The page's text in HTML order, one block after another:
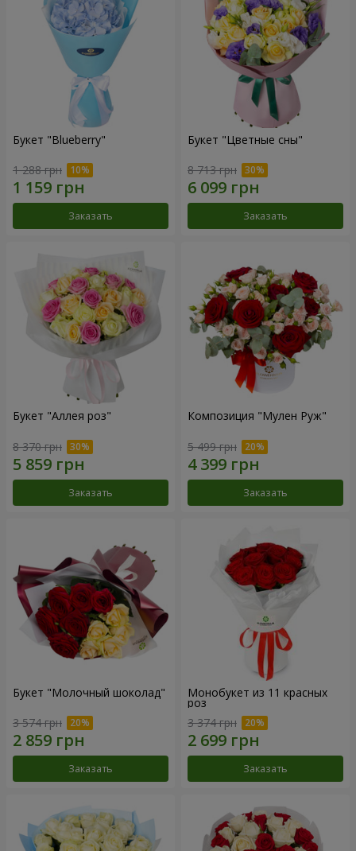
Букет "Blueberry"
1 288 грн
Заказать
Букет "Цветные сны"
8 713 грн
Заказать
Букет "Аллея роз"
8 370 грн
Заказать
Композиция "Мулен Руж"
5 499 грн
Заказать
Букет "Молочный шоколад"
3 574 грн
Заказать
Монобукет из 11 красных
роз
3 374 грн
Заказать